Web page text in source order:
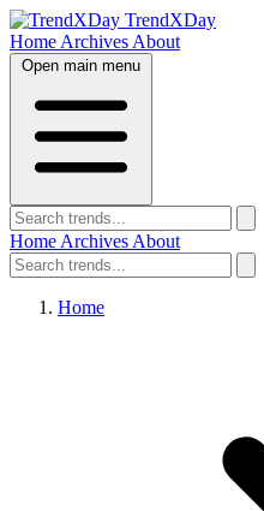
TrendXDay
Home Archives About
Open main menu
Home Archives About
Home